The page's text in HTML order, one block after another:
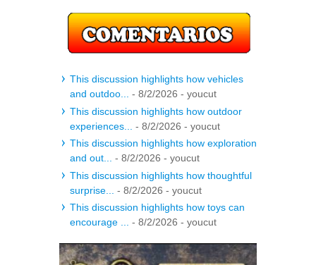
This discussion highlights how vehicles
and outdoo...
- 8/2/2026 - youcut
This discussion highlights how outdoor
experiences...
- 8/2/2026 - youcut
This discussion highlights how exploration
and out...
- 8/2/2026 - youcut
This discussion highlights how thoughtful
surprise...
- 8/2/2026 - youcut
This discussion highlights how toys can
encourage ...
- 8/2/2026 - youcut